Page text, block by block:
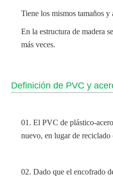
Tiene los mismos tamaños
En la estructura de madera
más veces.
Definición de PVC y
01. El PVC de plástico-
nuevo, en lugar de reciclado
02. Dado que el encofrado